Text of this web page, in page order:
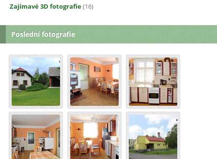
Zajímavé 3D fotografie(16)
Poslední fotografie